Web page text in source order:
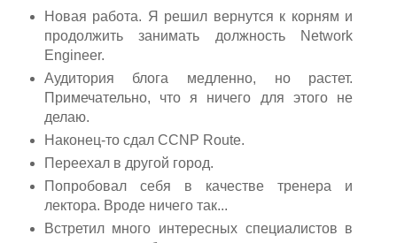
Новая работа. Я решил вернутся к корням и
продолжить занимать должность Network
Engineer.
Аудитория блога медленно, но растет.
Примечательно, что я ничего для этого не
делаю.
Наконец-то сдал CCNP Route.
Переехал в другой город.
Попробовал себя в качестве тренера и
лектора. Вроде ничего так...
Встретил много интересных специалистов в